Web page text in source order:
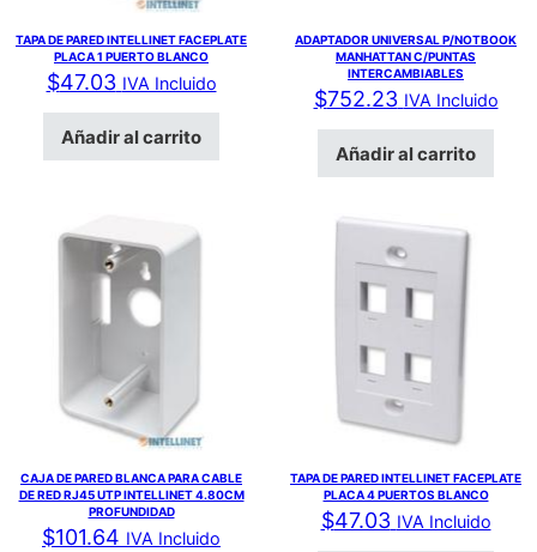
TAPA DE PARED INTELLINET FACEPLATE
PLACA 1 PUERTO BLANCO
$47.03 IVA Incluido
Añadir al carrito
ADAPTADOR UNIVERSAL P/NOTBOOK
MANHATTAN C/PUNTAS
INTERCAMBIABLES
$752.23 IVA Incluido
Añadir al carrito
CAJA DE PARED BLANCA PARA CABLE
DE RED RJ45 UTP INTELLINET 4.80CM
PROFUNDIDAD
$101.64 IVA Incluido
TAPA DE PARED INTELLINET FACEPLATE
PLACA 4 PUERTOS BLANCO
$47.03 IVA Incluido